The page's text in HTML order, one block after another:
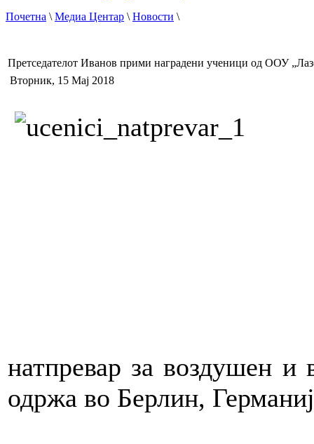
Почетна \Медиа Центар \Новости \
Претседателот Иванов прими наградени ученици од ООУ
Вторник, 15 Мај 2018
натпревар за воздушен и
одржа во Берлин,